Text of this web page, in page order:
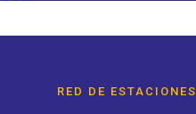
RED DE ESTACIONES